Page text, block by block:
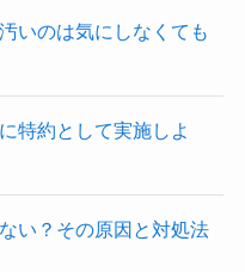
いのは気にしなくても
特約として実施しよ
い？その原因と対処法